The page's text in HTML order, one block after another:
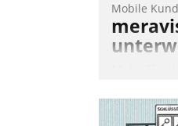
Mobile
verspricht